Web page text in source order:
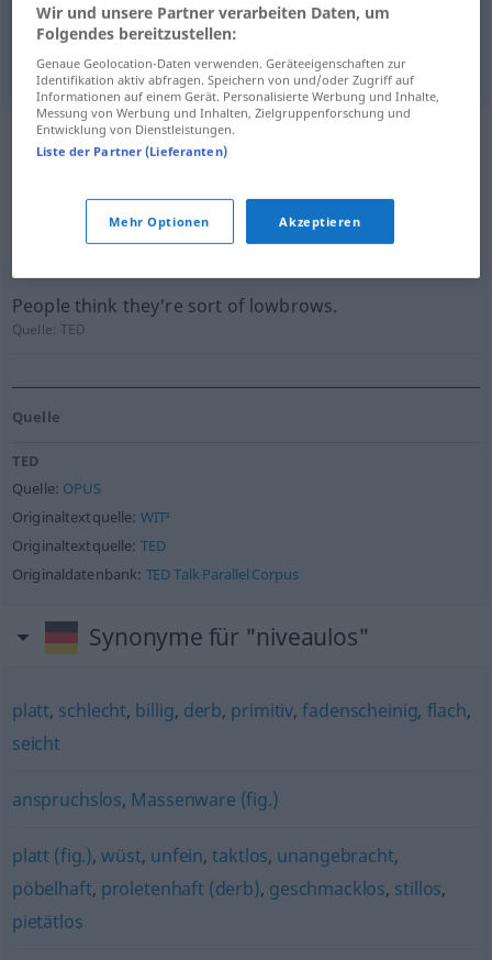
uncultured niveaulos Person
Beispielsätze aus externen Quellen
(nicht von der Langenscheidt Redaktion
geprüft)
People think they're sort of lowbrows.
Quelle:TED
Quelle
TED
Quelle: OPUS
Originaltextquelle: WIT³
Originaltextquelle: TED
Originaldatenbank: TED Talk Parallel Corpus
Synonyme für "niveaulos"
platt, schlecht, billig, derb, primitiv,fadenscheinig, flach,
seicht
anspruchslos, Massenware (fig.)
platt (fig.),wüst, unfein,taktlos, unangebracht,
pöbelhaft, proletenhaft (derb), geschmacklos, stillos,
pietätlos
Wir und unsere Partner verarbeiten Daten, um
Folgendes bereitzustellen:
Genaue Geolocation-Daten verwenden. Geräteeigenschaften zur
Identifikation aktiv abfragen. Speichern von und/oder Zugriff auf
Informationen auf einem Gerät. Personalisierte Werbung und Inhalte,
Messung von Werbung und Inhalten, Zielgruppenforschung und
Entwicklung von Dienstleistungen.
Liste der Partner (Lieferanten)
Mehr Optionen Akzeptieren